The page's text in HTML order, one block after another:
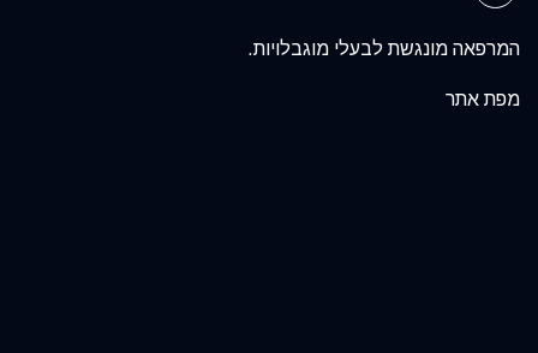
המרפאה מונגשת לבעלי מוגבלויות.
מפת אתר